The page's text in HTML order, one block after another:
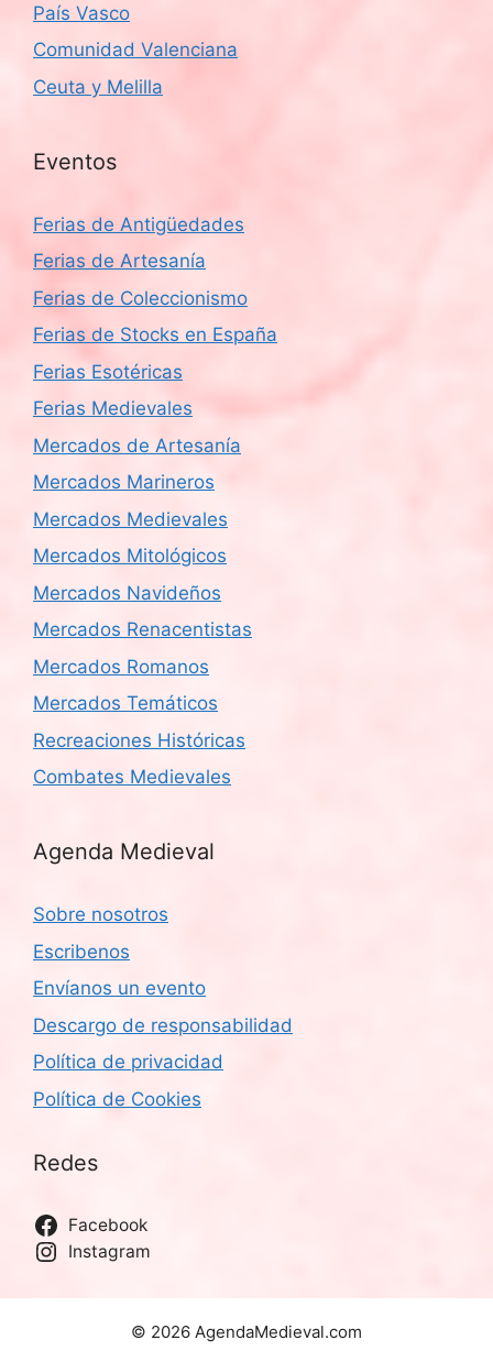
País Vasco
Comunidad Valenciana
Ceuta y Melilla
Eventos
Ferias de Antigüedades
Ferias de Artesanía
Ferias de Coleccionismo
Ferias de Stocks en España
Ferias Esotéricas
Ferias Medievales
Mercados de Artesanía
Mercados Marineros
Mercados Medievales
Mercados Mitológicos
Mercados Navideños
Mercados Renacentistas
Mercados Romanos
Mercados Temáticos
Recreaciones Históricas
Combates Medievales
Agenda Medieval
Sobre nosotros
Escribenos
Envíanos un evento
Descargo de responsabilidad
Política de privacidad
Política de Cookies
Redes
Facebook
Instagram
© 2026 AgendaMedieval.com